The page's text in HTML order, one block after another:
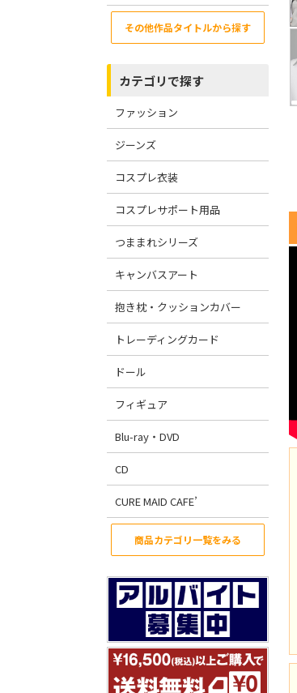
その他作品タイトルから探す
カテゴリで探す
ファッション
ジーンズ
コスプレ衣装
コスプレサポート用品
つままれシリーズ
キャンバスアート
抱き枕・クッションカバー
トレーディングカード
ドール
フィギュア
Blu-ray・DVD
CD
CURE MAID CAFE’
商品カテゴリ一覧をみる